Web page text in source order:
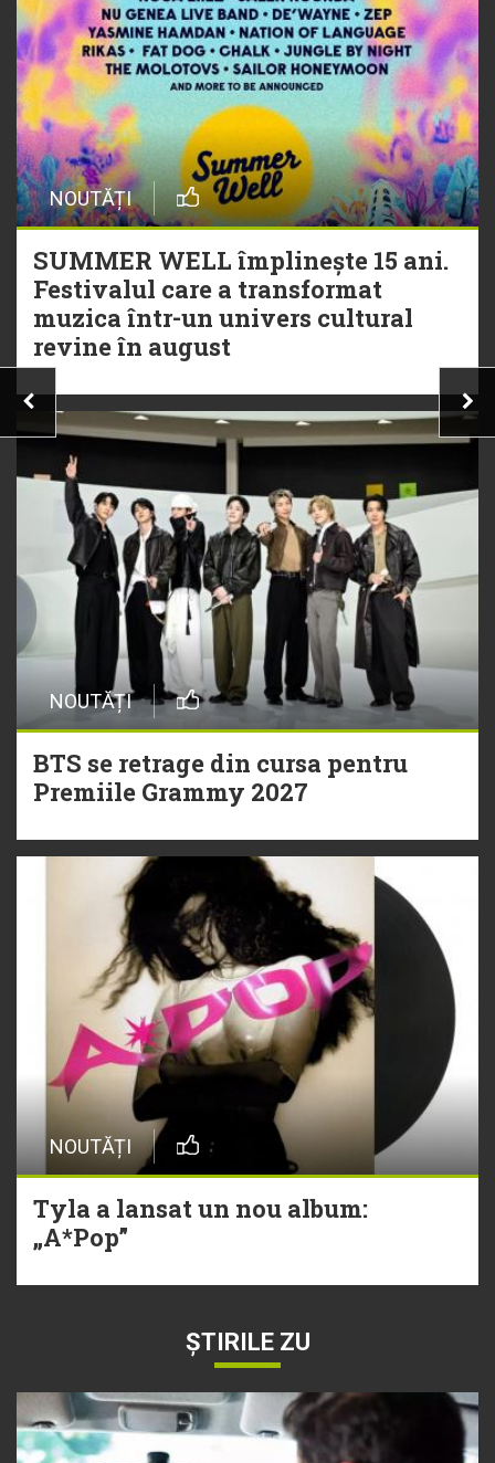
NOUTĂȚI
SUMMER WELL împlinește 15 ani.
Festivalul care a transformat
muzica într-un univers cultural
revine în august
NOUTĂȚI
BTS se retrage din cursa pentru
Premiile Grammy 2027
NOUTĂȚI
Tyla a lansat un nou album:
„A*Pop”
ȘTIRILE ZU